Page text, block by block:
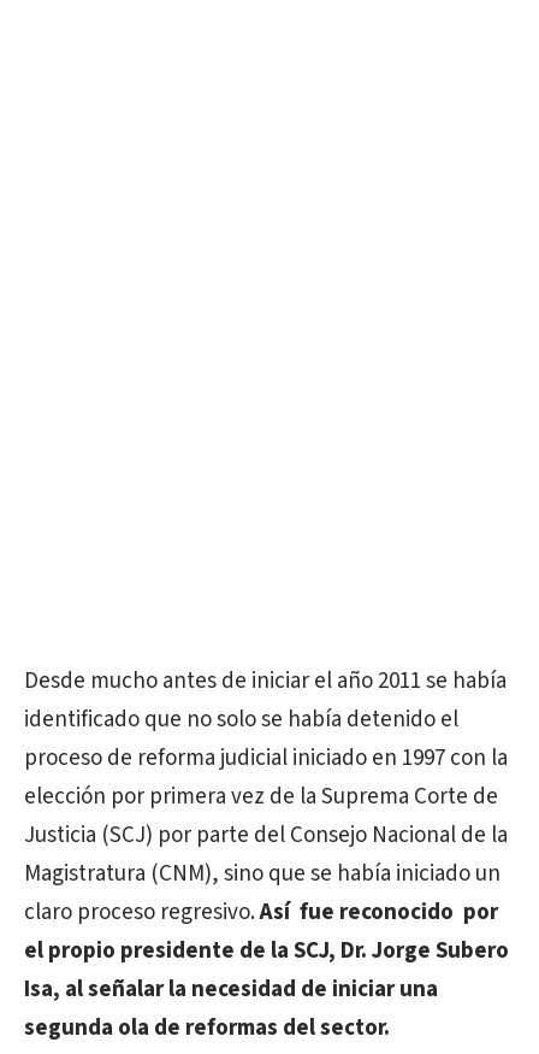
Desde mucho antes de iniciar el año 2011 se había
identificado que no solo se había detenido el
proceso de reforma judicial iniciado en 1997 con la
elección por primera vez de la Suprema Corte de
Justicia (SCJ) por parte del Consejo Nacional de la
Magistratura (CNM), sino que se había iniciado un
claro proceso regresivo.Así fue reconocido por
el propio presidente de la SCJ, Dr. Jorge Subero
Isa, al señalar la necesidad de iniciar una
segunda ola de reformas del sector.